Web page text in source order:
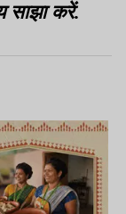
साझा करें.